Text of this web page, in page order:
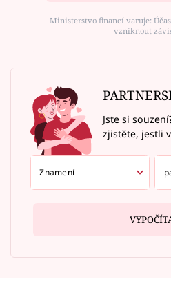
Ministerstvo financí varuje:
vzniknout
Jste si
zjistěte, jestli